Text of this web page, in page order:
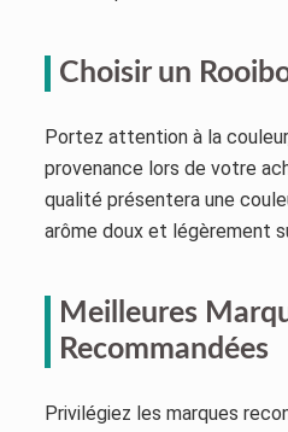
Choisir un
Portez attention à la
provenance lors de votre
qualité présentera une
arôme doux et légèrement
Meilleures
Recommandées
Privilégiez les marques